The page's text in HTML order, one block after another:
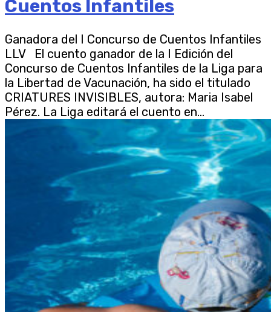
Cuentos Infantiles
Ganadora del I Concurso de Cuentos Infantiles
LLV El cuento ganador de la I Edición del
Concurso de Cuentos Infantiles de la Liga para
la Libertad de Vacunación, ha sido el titulado
CRIATURES INVISIBLES, autora: Maria Isabel
Pérez. La Liga editará el cuento en...